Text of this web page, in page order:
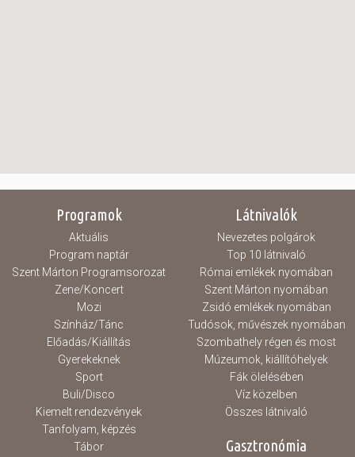
Programok
Aktuális
Program naptár
Szent Márton Programsorozat
Zene/Koncert
Mozi
Színház/Tánc
Előadás/Kiállítás
Gyerekeknek
Sport
Buli/Disco
Kiemelt rendezvények
Tanfolyam, képzés
Tábor
Látnivalók
Nevezetes polgárok
Top 10 látnivaló
Római emlékek nyomában
Szent Márton nyomában
Zsidó emlékek nyomában
Tudósok, művészek nyomában
Szombathely régen és most
Múzeumok, kiállítóhelyek
Fák ölelésében
Víz közelben
Összes látnivaló
Gasztronómia